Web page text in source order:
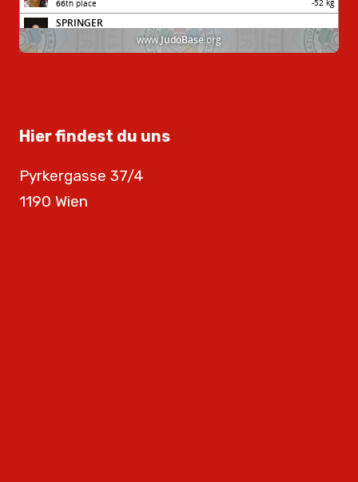
Hier findest du uns
Pyrkergasse 37/4
1190 Wien